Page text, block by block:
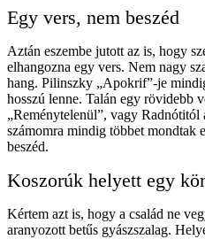
Egy vers, nem beszéd
Aztán eszembe jutott az is, hogy
elhangozna egy vers. Nem nagy
hang. Pilinszky „Apokrif”-je
hosszú lenne. Talán egy rövidebb
„Reménytelenül”, vagy Radnótitól
számomra mindig többet mondtak
beszéd.
Koszorúk helyett egy
Kértem azt is, hogy a család ne
aranyozott betűs gyászszalag.